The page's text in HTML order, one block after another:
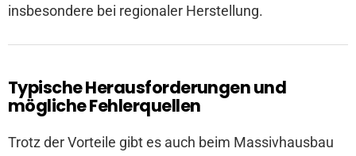
insbesondere bei regionaler Herstellung.
Typische Herausforderungen und
mögliche Fehlerquellen
Trotz der Vorteile gibt es auch beim Massivhausbau